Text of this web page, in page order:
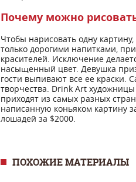
Почему можно
Чтобы нарисовать одну
только дорогими напитками,
красителей. Исключение
насыщенный цвет. Девушка
гости выпивают все ее краски.
творчества. Drink Art
приходят из самых разных
написанную коньяком картину
лошадей за $2000.
ПОХОЖИЕ МАТЕРИАЛЫ